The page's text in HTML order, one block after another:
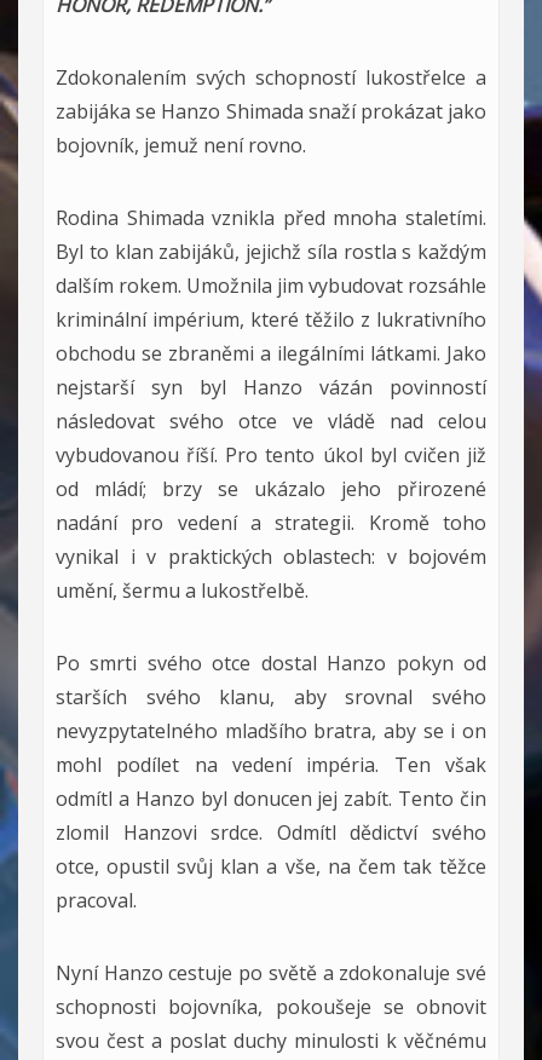
Zdokonalením svých schopností lukostřelce a
zabijáka se Hanzo Shimada snaží prokázat jako
bojovník, jemuž není rovno.
Rodina Shimada vznikla před mnoha staletími.
Byl to klan zabijáků, jejichž síla rostla s každým
dalším rokem. Umožnila jim vybudovat rozsáhle
kriminální impérium, které těžilo z lukrativního
obchodu se zbraněmi a ilegálními látkami. Jako
nejstarší syn byl Hanzo vázán povinností
následovat svého otce ve vládě nad celou
vybudovanou říší. Pro tento úkol byl cvičen již
od mládí; brzy se ukázalo jeho přirozené
nadání pro vedení a strategii. Kromě toho
vynikal i v praktických oblastech: v bojovém
umění, šermu a lukostřelbě.
Po smrti svého otce dostal Hanzo pokyn od
starších svého klanu, aby srovnal svého
nevyzpytatelného mladšího bratra, aby se i on
mohl podílet na vedení impéria. Ten však
odmítl a Hanzo byl donucen jej zabít. Tento čin
zlomil Hanzovi srdce. Odmítl dědictví svého
otce, opustil svůj klan a vše, na čem tak těžce
pracoval.
Nyní Hanzo cestuje po světě a zdokonaluje své
schopnosti bojovníka, pokoušeje se obnovit
svou čest a poslat duchy minulosti k věčnému